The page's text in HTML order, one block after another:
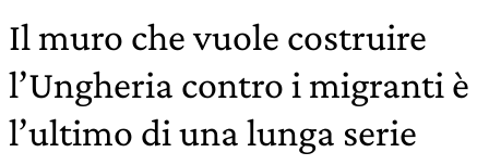
Il muro che vuole costruire
l’Ungheria contro i migranti è
l’ultimo di una lunga serie